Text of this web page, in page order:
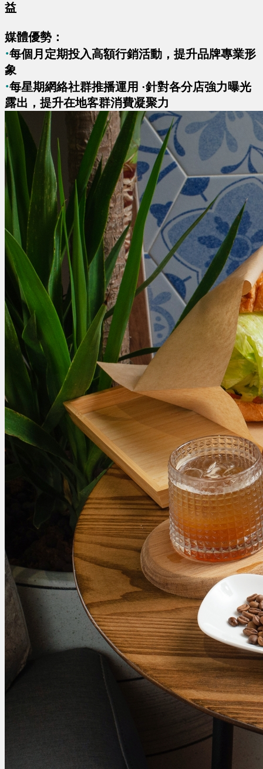
益
媒體優勢：
·每個月定期投入高額行銷活動，提升品牌專業形
象
·每星期網絡社群推播運用 ·針對各分店強力曝光
露出，提升在地客群消費凝聚力